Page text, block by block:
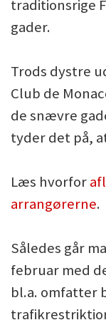
traditionsrige
gader.
Trods dystre
Club de
de snævre
tyder det på,
Læs hvorfor
arrangørerne.
Således går
februar med
bl.a. omfatter